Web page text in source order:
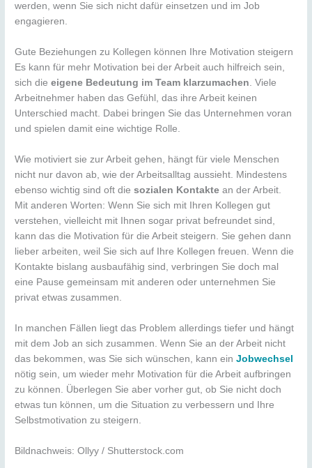
werden, wenn Sie sich nicht dafür einsetzen und im Job
engagieren.
Gute Beziehungen zu Kollegen können Ihre Motivation steigern
Es kann für mehr Motivation bei der Arbeit auch hilfreich sein,
sich dieeigene Bedeutung im Team klarzumachen. Viele
Arbeitnehmer haben das Gefühl, das ihre Arbeit keinen
Unterschied macht. Dabei bringen Sie das Unternehmen voran
und spielen damit eine wichtige Rolle.
Wie motiviert sie zur Arbeit gehen, hängt für viele Menschen
nicht nur davon ab, wie der Arbeitsalltag aussieht. Mindestens
ebenso wichtig sind oft diesozialen Kontakte an der Arbeit.
Mit anderen Worten: Wenn Sie sich mit Ihren Kollegen gut
verstehen, vielleicht mit Ihnen sogar privat befreundet sind,
kann das die Motivation für die Arbeit steigern. Sie gehen dann
lieber arbeiten, weil Sie sich auf Ihre Kollegen freuen. Wenn die
Kontakte bislang ausbaufähig sind, verbringen Sie doch mal
eine Pause gemeinsam mit anderen oder unternehmen Sie
privat etwas zusammen.
In manchen Fällen liegt das Problem allerdings tiefer und hängt
mit dem Job an sich zusammen. Wenn Sie an der Arbeit nicht
das bekommen, was Sie sich wünschen, kann einJobwechsel
nötig sein, um wieder mehr Motivation für die Arbeit aufbringen
zu können. Überlegen Sie aber vorher gut, ob Sie nicht doch
etwas tun können, um die Situation zu verbessern und Ihre
Selbstmotivation zu steigern.
Bildnachweis: Ollyy / Shutterstock.com